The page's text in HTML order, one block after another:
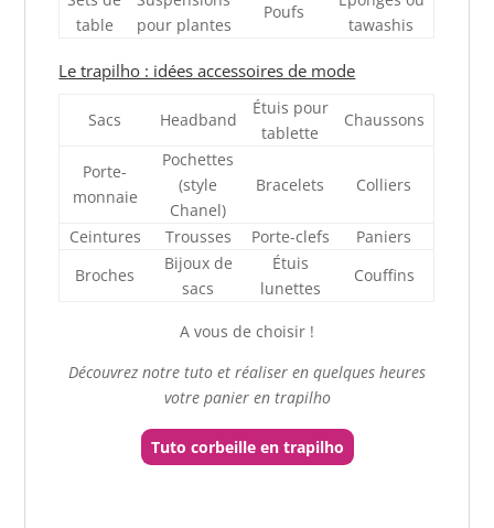
table
pour plantes
Poufs
tawashis
Le trapilho : idées accessoires de mode
Sacs Headband
Étuis pour
tablette
Chaussons
Porte-
monnaie
Pochettes
(style
Chanel)
Bracelets Colliers
Ceintures Trousses Porte-clefs
Paniers
Broches
Bijoux de
sacs
Étuis
lunettes
Couffins
A vous de choisir !
Découvrez notre tuto et réaliser en quelques heures
votre panier en trapilho
Tuto corbeille en trapilho